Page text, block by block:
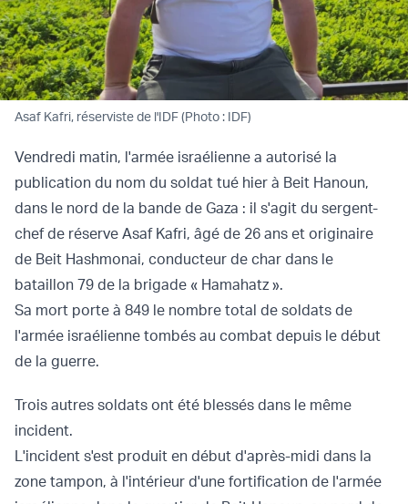
Asaf Kafri, réserviste de l'IDF (Photo : IDF)
Vendredi matin, l'armée israélienne a autorisé la
publication du nom du soldat tué hier à Beit Hanoun,
dans le nord de la bande de Gaza : il s'agit du sergent-
chef de réserve Asaf Kafri, âgé de 26 ans et originaire
de Beit Hashmonai, conducteur de char dans le
bataillon 79 de la brigade « Hamahatz ».
Sa mort porte à 849 le nombre total de soldats de
l'armée israélienne tombés au combat depuis le début
de la guerre.
Trois autres soldats ont été blessés dans le même
incident.
L'incident s'est produit en début d'après-midi dans la
zone tampon, à l'intérieur d'une fortification de l'armée